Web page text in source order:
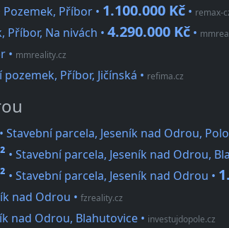
Pozemek, Příbor • 1.100.000 Kč • remax-
Příbor, Na nivách • 4.290.000 Kč •
• mmreality.cz
pozemek, Příbor, Jičínská • refima.cz
• Stavební parcela, Jeseník nad Odrou,
• Stavební parcela, Jeseník nad Odrou,
• Stavební parcela, Jeseník nad Odrou •
nad Odrou • fzreality.cz
nad Odrou, Blahutovice • investujdopole.cz